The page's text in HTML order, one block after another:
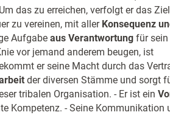
das zu erreichen, verfolgt er das
zu vereinen, mit aller Konsequenz
Aufgabe aus Verantwortung für sein
vor jemand anderem beugen, ist
er seine Macht durch das
der diversen Stämme und sorgt
tribalen Organisation. - Er ist ein
Kompetenz. - Seine Kommunikation